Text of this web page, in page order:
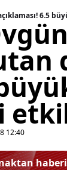
12:40